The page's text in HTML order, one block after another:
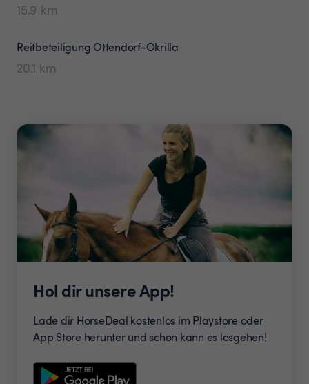
15.9 km
Reitbeteiligung Ottendorf-Okrilla
20.1 km
Hol dir unsere App!
Lade dir HorseDeal kostenlos im Playstore oder
App Store herunter und schon kann es losgehen!